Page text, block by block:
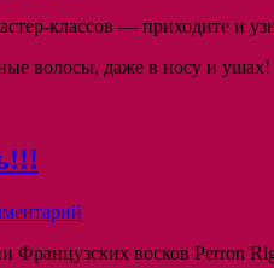
классов — приходите и
волосы, даже в носу и ушах!
восков Perron